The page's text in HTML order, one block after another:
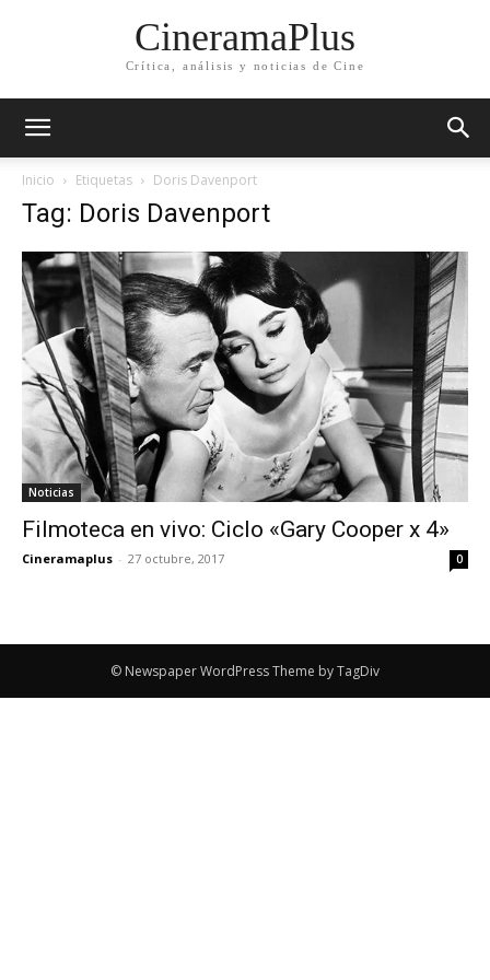
CineramaPlus
Crítica, análisis y noticias de Cine
Inicio Etiquetas Doris Davenport
Tag: Doris Davenport
Noticias
Filmoteca en vivo: Ciclo «Gary Cooper x 4»
Cineramaplus - 27 octubre, 2017 0
© Newspaper WordPress Theme by TagDiv